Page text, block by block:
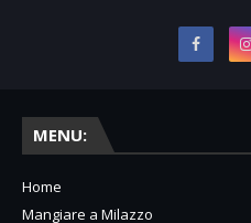
MENU:
Home
Mangiare a Milazzo